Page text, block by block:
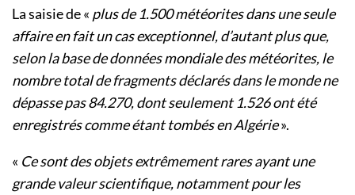
La saisie de « plus de 1.500 météorites dans une seule
affaire en fait un cas exceptionnel, d’autant plus que,
selon la base de données mondiale des météorites, le
nombre total de fragments déclarés dans le monde ne
dépasse pas 84.270, dont seulement 1.526 ont été
enregistrés comme étant tombés en Algérie».
« Ce sont des objets extrêmement rares ayant une
grande valeur scientifique, notamment pour les